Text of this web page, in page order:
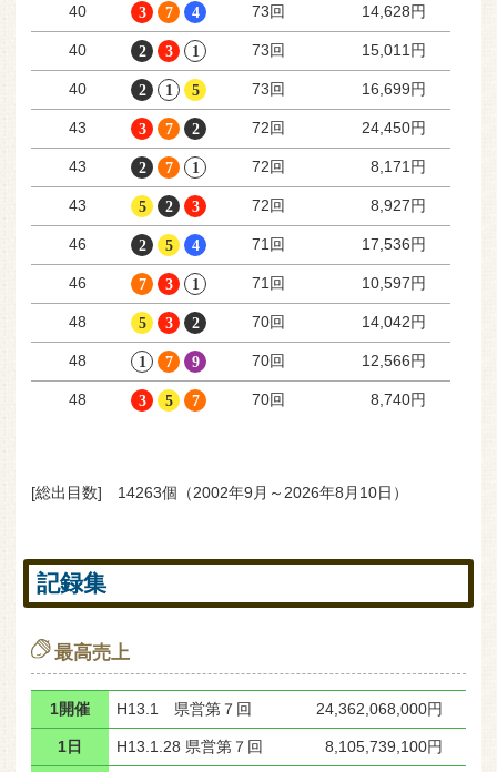
40 73回 14,628円
40 73回 15,011円
40 73回 16,699円
43 72回 24,450円
43 72回 8,171円
43 72回 8,927円
46 71回 17,536円
46 71回 10,597円
48 70回 14,042円
48 70回 12,566円
48 70回 8,740円
[総出目数] 14263個（2002年9月～2026年8月10日）
記録集
最高売上
1開催 H13.1 県営第７回 24,362,068,000円
1日 H13.1.28 県営第７回 8,105,739,100円